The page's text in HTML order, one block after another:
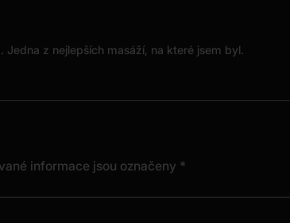
z nejlepších masáží, na které jsem byl.
informace jsou označeny *